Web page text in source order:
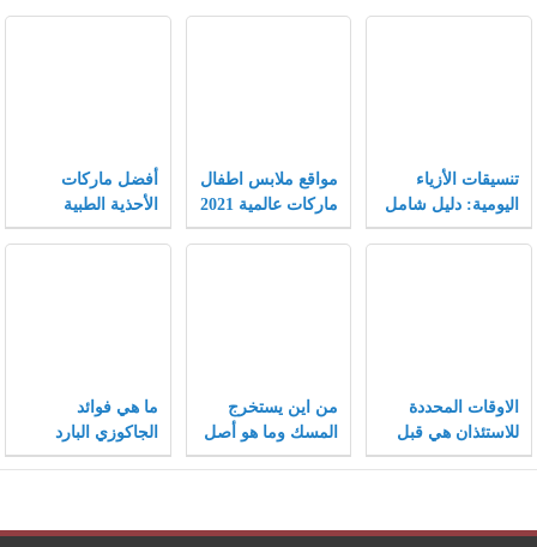
تنسيقات الأزياء
اليومية: دليل شامل
يجمع بين الراحة
مواقع ملابس اطفال
ماركات عالمية 2021
أفضل ماركات
الأحذية الطبية
النسائية
الاوقات المحددة
للاستئذان هي قبل
صلاة الفجر وبعد
من اين يستخرج
المسك وما هو أصل
تسميته وما هي
ما هي فوائد
الجاكوزي البارد